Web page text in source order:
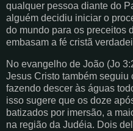
qualquer pessoa diante do
alguém decidiu iniciar o
do mundo para os preceitos
embasam a fé cristã
No evangelho de João (Jo
Jesus Cristo também seguiu
fazendo descer às águas
isso sugere que os doze
batizados por imersão, a
na região da Judéia. Dois